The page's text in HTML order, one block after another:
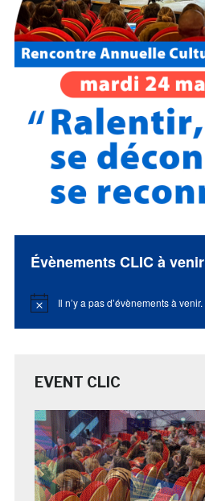
Évènements CLIC à venir
Notice Il n’y a pas d’évènements à venir.
EVENT CLIC